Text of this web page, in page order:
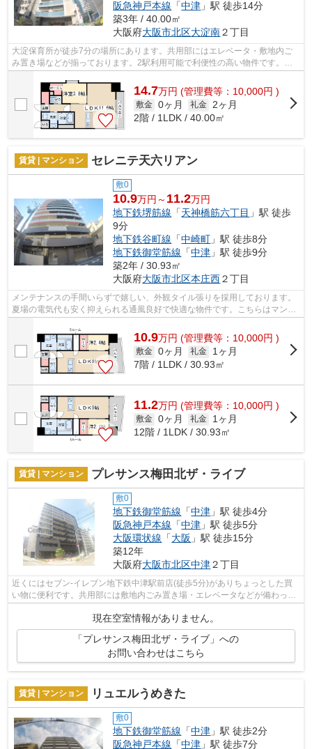
阪急神戸本線 「中津 」駅 徒歩14分
築3年 / 40.00㎡
大阪府大阪市北区大淀南２丁目
大淀保育所が徒歩7分の場所にあります。共用部にはエレベータ・敷地内ご
み置き場などが揃っております。2駅利用可能で利便性の高い物件です。さ
わやかな朝を迎えることのできる通風良...
14.7万円 (管理費等：10,000円 )
敷金 0ヶ月 礼金 2ヶ月
2階 / 1LDK / 40.00㎡
賃貸 | マンション セレニテ天六リアン
敷0
10.9万円～ 11.2万円
地下鉄堺筋線 「天神橋筋六丁目 」駅 徒歩
9分
地下鉄谷町線 「中崎町 」駅 徒歩8分
地下鉄御堂筋線 「中津 」駅 徒歩9分
築2年 / 30.93㎡
大阪府大阪市北区本庄西２丁目
メンテナンスの手間いらずで嬉しい、外観タイル張りを採用しております。
夏場の電気代も安く抑えられる通風良好で快適な物件です。こちらはマンシ
ョンタイプになります。2駅利用可能で...
10.9万円 (管理費等：10,000円 )
敷金 0ヶ月 礼金
1ヶ月
7階 / 1LDK / 30.93㎡
11.2万円 (管理費等：10,000円 )
敷金 0ヶ月 礼金
1ヶ月
12階 / 1LDK / 30.93㎡
賃貸 | マンション プレサンス梅田北ザ・ライブ
敷0
地下鉄御堂筋線 「中津 」駅 徒歩4分
阪急神戸本線 「中津 」駅 徒歩5分
大阪環状線 「大阪 」駅 徒歩15分
築12年
大阪府大阪市北区中津２丁目
近くにはセブン-イレブン地下鉄中津駅前店(徒歩5分)がありちょっとした買
い物に便利です。共用部には敷地内ごみ置き場・エレベータなどが備わって
現在空室情報がありません。
「プレサンス梅田北ザ・ライブ」への
お問い合わせはこちら
賃貸 | マンション リュエルうめきた
敷0
地下鉄御堂筋線 「中津 」駅 徒歩2分
阪急神戸本線 「中津 」駅 徒歩7分